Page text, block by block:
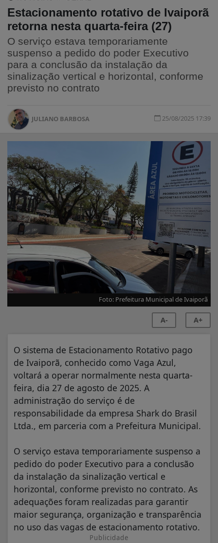
Estacionamento rotativo de Ivaiporã
retorna nesta quarta-feira (27)
O serviço estava temporariamente
suspenso a pedido do poder Executivo
para a conclusão da instalação da
sinalização vertical e horizontal, conforme
previsto no contrato
JULIANO BARBOSA 25/08/2025 17:39
Foto: Prefeitura Municipal de Ivaiporã
A- A+
O sistema de Estacionamento Rotativo pago
de Ivaiporã, conhecido como Vaga Azul,
voltará a operar normalmente nesta quarta-
feira, dia 27 de agosto de 2025. A
administração do serviço é de
responsabilidade da empresa Shark do Brasil
Ltda., em parceria com a Prefeitura Municipal.
O serviço estava temporariamente suspenso a
pedido do poder Executivo para a conclusão
da instalação da sinalização vertical e
horizontal, conforme previsto no contrato. As
adequações foram realizadas para garantir
maior segurança, organização e transparência
no uso das vagas de estacionamento rotativo.
Publicidade